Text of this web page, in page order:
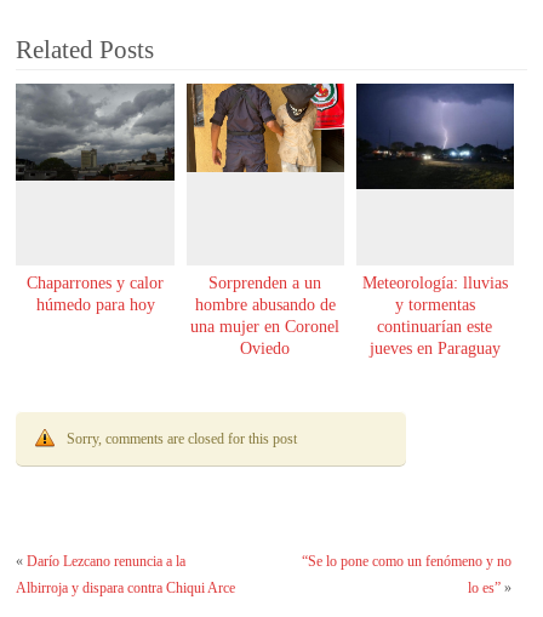
Related Posts
Chaparrones y calor
húmedo para hoy
Sorprenden a un
hombre abusando de
una mujer en Coronel
Oviedo
Meteorología: lluvias
y tormentas
continuarían este
jueves en Paraguay
Sorry, comments are closed for this post
«Darío Lezcano renuncia a la
Albirroja y dispara contra Chiqui Arce
“Se lo pone como un fenómeno y no
lo es”»